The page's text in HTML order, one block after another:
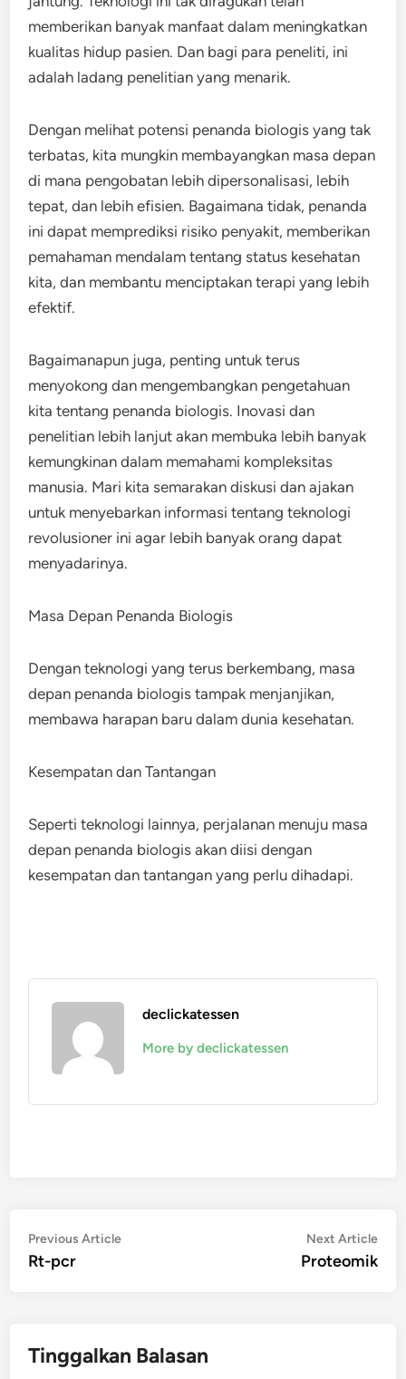
memberikan banyak manfaat dalam meningkatkan
kualitas hidup pasien. Dan bagi para peneliti, ini
adalah ladang penelitian yang menarik.
Dengan melihat potensi penanda biologis yang tak
terbatas, kita mungkin membayangkan masa depan
di mana pengobatan lebih dipersonalisasi, lebih
tepat, dan lebih efisien. Bagaimana tidak, penanda
ini dapat memprediksi risiko penyakit, memberikan
pemahaman mendalam tentang status kesehatan
kita, dan membantu menciptakan terapi yang lebih
efektif.
Bagaimanapun juga, penting untuk terus
menyokong dan mengembangkan pengetahuan
kita tentang penanda biologis. Inovasi dan
penelitian lebih lanjut akan membuka lebih banyak
kemungkinan dalam memahami kompleksitas
manusia. Mari kita semarakan diskusi dan ajakan
untuk menyebarkan informasi tentang teknologi
revolusioner ini agar lebih banyak orang dapat
menyadarinya.
Masa Depan Penanda Biologis
Dengan teknologi yang terus berkembang, masa
depan penanda biologis tampak menjanjikan,
membawa harapan baru dalam dunia kesehatan.
Kesempatan dan Tantangan
Seperti teknologi lainnya, perjalanan menuju masa
depan penanda biologis akan diisi dengan
kesempatan dan tantangan yang perlu dihadapi.
declickatessen
More by declickatessen
Navigasi
pos
Previous ArticlePrevious
Rt-pcr
Next Article
Proteomik
Tinggalkan Balasan